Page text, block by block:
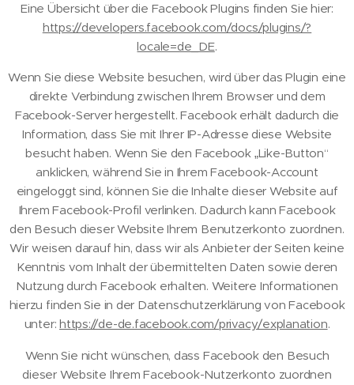
Eine Übersicht über die Facebook Plugins finden Sie hier:
https://developers.facebook.com/docs/plugins/?
locale=de_DE.
Wenn Sie diese Website besuchen, wird über das Plugin eine
direkte Verbindung zwischen Ihrem Browser und dem
Facebook-Server hergestellt. Facebook erhält dadurch die
Information, dass Sie mit Ihrer IP-Adresse diese Website
besucht haben. Wenn Sie den Facebook „Like-Button“
anklicken, während Sie in Ihrem Facebook-Account
eingeloggt sind, können Sie die Inhalte dieser Website auf
Ihrem Facebook-Profil verlinken. Dadurch kann Facebook
den Besuch dieser Website Ihrem Benutzerkonto zuordnen.
Wir weisen darauf hin, dass wir als Anbieter der Seiten keine
Kenntnis vom Inhalt der übermittelten Daten sowie deren
Nutzung durch Facebook erhalten. Weitere Informationen
hierzu finden Sie in der Datenschutzerklärung von Facebook
unter:https://de-de.facebook.com/privacy/explanation.
Wenn Sie nicht wünschen, dass Facebook den Besuch
dieser Website Ihrem Facebook-Nutzerkonto zuordnen